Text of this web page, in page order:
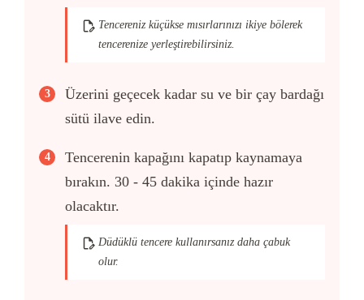
Tencereniz küçükse mısırlarınızı ikiye bölerek
tencerenize yerleştirebilirsiniz.
Üzerini geçecek kadar su ve bir çay bardağı
sütü ilave edin.
Tencerenin kapağını kapatıp kaynamaya
bırakın. 30 - 45 dakika içinde hazır
olacaktır.
Düdüklü tencere kullanırsanız daha çabuk
olur.